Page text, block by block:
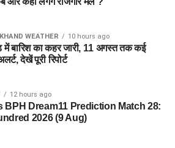
WEATHER 10 hours ago
में बारिश का कहर जारी, 11 अगस्त तक कई
देखें पूरी रिपोर्ट
12 hours ago
BPH Dream11 Prediction Match 28:
2026 (9 Aug)